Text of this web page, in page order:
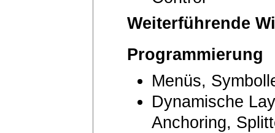
Weiterführende
Programmierung
Menüs,
Dynamische
Anchoring,